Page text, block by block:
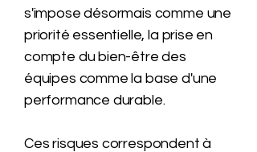
s'impose désormais comme une
priorité essentielle, la prise en
compte du bien-être des
équipes comme la base d'une
performance durable.
Ces risques correspondent à